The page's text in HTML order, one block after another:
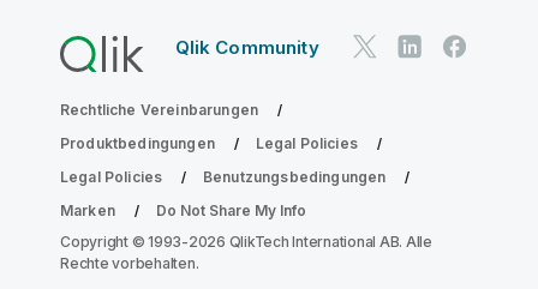
Qlik Community
Rechtliche Vereinbarungen
Produktbedingungen
Legal Policies
Legal Policies
Benutzungsbedingungen
Marken
Do Not Share My Info
Copyright © 1993-2026 QlikTech International AB. Alle
Rechte vorbehalten.